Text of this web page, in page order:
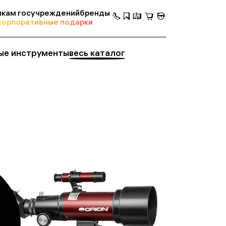
госучрежденийбренды
подарки
инструментывесь каталог